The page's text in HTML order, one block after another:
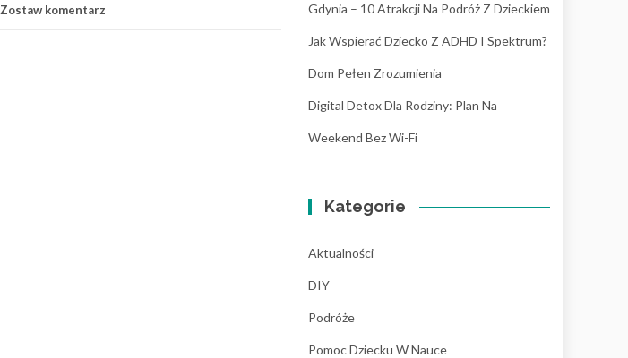
Zostaw komentarz Gdynia – 10 Atrakcji Na Podróż Z Dzieckiem
Jak Wspierać Dziecko Z ADHD I Spektrum?
Dom Pełen Zrozumienia
Digital Detox Dla Rodziny: Plan Na
Weekend Bez Wi-Fi
Kategorie
Aktualności
DIY
Podróże
Pomoc Dziecku W Nauce